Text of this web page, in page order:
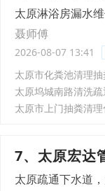
太原淋浴房漏水
聂师傅
2026-08-07 13:41
太原市化粪池清理
太原坞城南路清洗
太原市上门抽粪清
7、太原宏达
太原疏通下水道